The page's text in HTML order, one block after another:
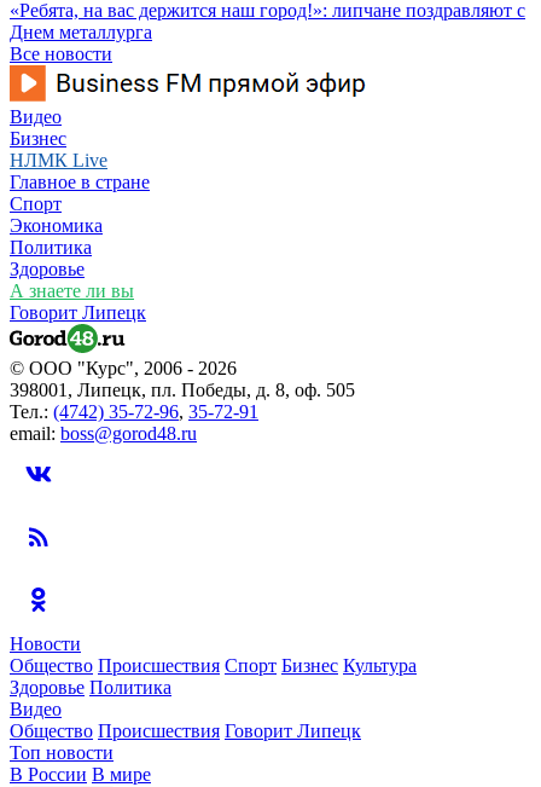
«Ребята, на вас держится наш город!»: липчане поздравляют с
Днем металлурга
Все новости
Видео
Бизнес
НЛМК Live
Главное в стране
Спорт
Экономика
Политика
Здоровье
А знаете ли вы
Говорит Липецк
© ООО "Курс", 2006 - 2026
398001, Липецк, пл. Победы, д. 8, оф. 505
Тел.: (4742) 35-72-96, 35-72-91
email: boss@gorod48.ru
Новости
Общество Происшествия Спорт Бизнес Культура
Здоровье Политика
Видео
Общество Происшествия Говорит Липецк
Топ новости
В России В мире